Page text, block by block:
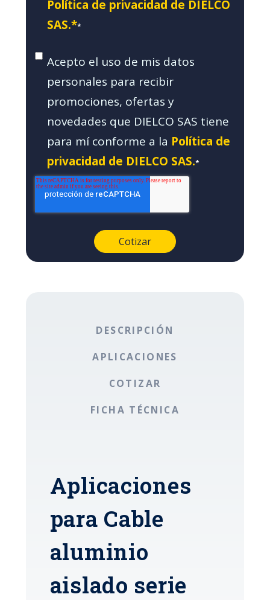
Política de privacidad de DIELCO
SAS.**
Acepto el uso de mis datos
personales para recibir
promociones, ofertas y
novedades que DIELCO SAS tiene
para mí conforme a la Política de
privacidad de DIELCO SAS.*
DESCRIPCIÓN
APLICACIONES
COTIZAR
FICHA TÉCNICA
Aplicaciones
para Cable
aluminio
aislado serie